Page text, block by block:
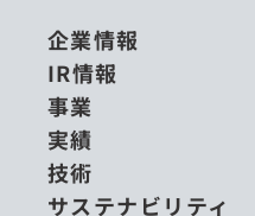
企業情報
IR情報
事業
実績
技術
サステナビリティ